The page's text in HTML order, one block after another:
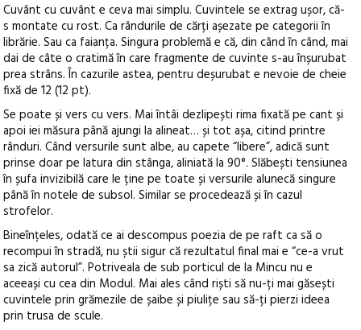
Cuvânt cu cuvânt e ceva mai simplu. Cuvintele se extrag ușor, că-
s montate cu rost. Ca rândurile de cărți așezate pe categorii în
librărie. Sau ca faianța. Singura problemă e că, din când în când, mai
dai de câte o cratimă în care fragmente de cuvinte s-au înșurubat
prea strâns. În cazurile astea, pentru deșurubat e nevoie de cheie
fixă de 12 (12 pt).
Se poate și vers cu vers. Mai întâi dezlipești rima fixată pe cant și
apoi iei măsura până ajungi la alineat… și tot așa, citind printre
rânduri. Când versurile sunt albe, au capete “libere”, adică sunt
prinse doar pe latura din stânga, aliniată la 90°. Slăbești tensiunea
în șufa invizibilă care le ține pe toate și versurile alunecă singure
până în notele de subsol. Similar se procedează și în cazul
strofelor.
Bineînțeles, odată ce ai descompus poezia de pe raft ca să o
recompui în stradă, nu știi sigur că rezultatul final mai e “ce-a vrut
sa zică autorul”. Potriveala de sub porticul de la Mincu nu e
aceeași cu cea din Modul. Mai ales când riști să nu-ți mai găsești
cuvintele prin grămezile de șaibe și piulițe sau să-ți pierzi ideea
prin trusa de scule.